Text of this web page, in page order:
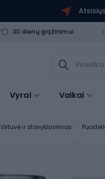
30 dienų grąžinimui
Vyrai Vaikai
Virtuvė ir stovyklavimas